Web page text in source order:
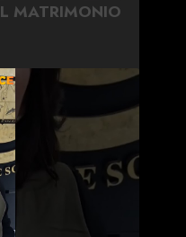
MATRIMONIO